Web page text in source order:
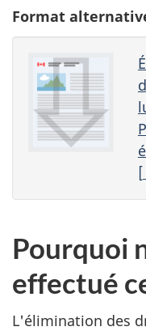
Format
[
Pourquoi
effectué
L'élimination des